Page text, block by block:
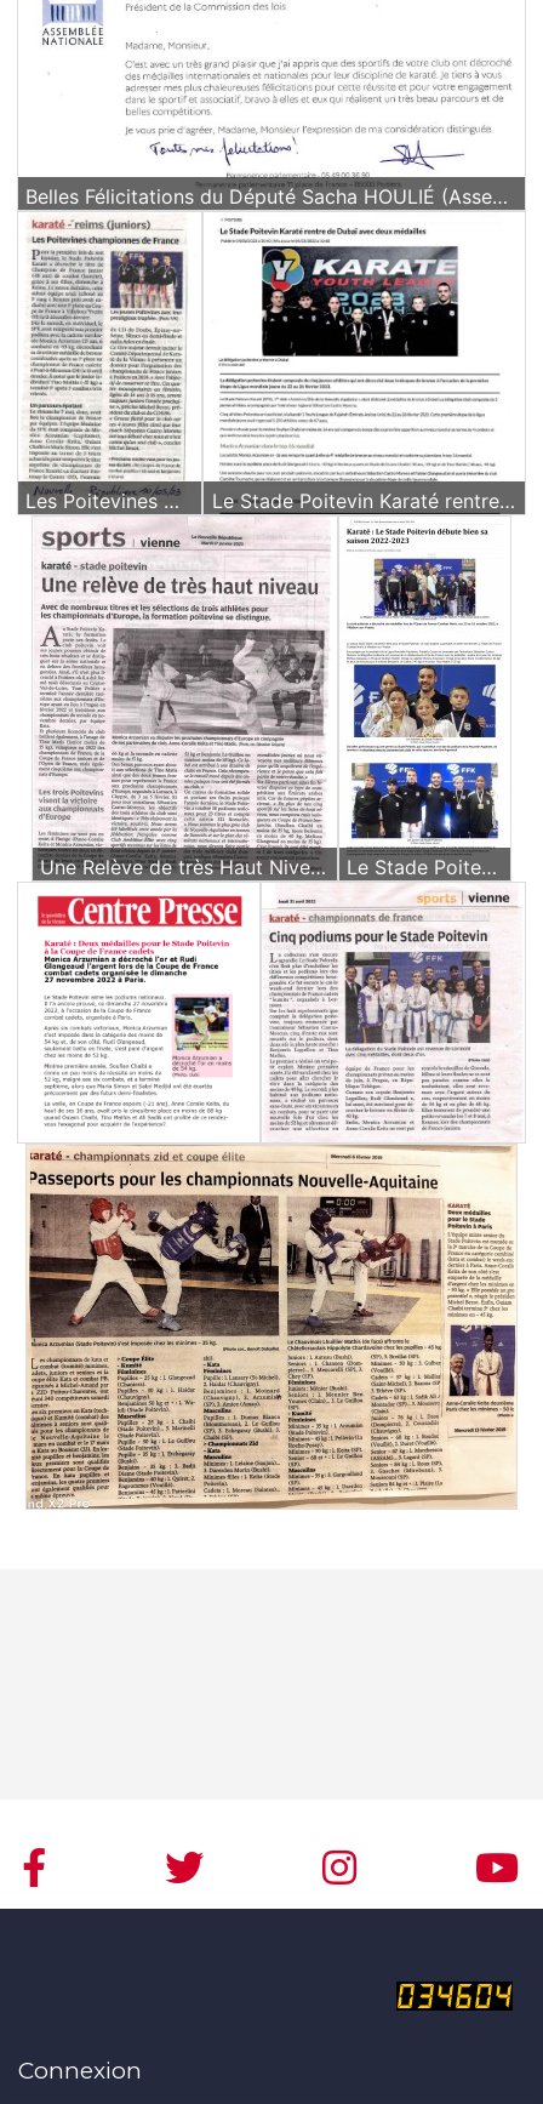
Belles Félicitations du Député Sacha HOULIÉ (Assemblée Nationale de Mai 2023)
Les Poitevines Championnes de France (Karaté - Reims (Juniors)) - Article du 10 Mai 2023 Le Stade Poitevin Karaté rentre de Dubaï avec deux médailles - Article de Mars 2023
Une Relève de très Haut Niveau - Article du 17 Janvier 2023 Le Stade Poitevin débute biensa saison 2022-2023 - Article du 19 Octobre 2022
Connexion